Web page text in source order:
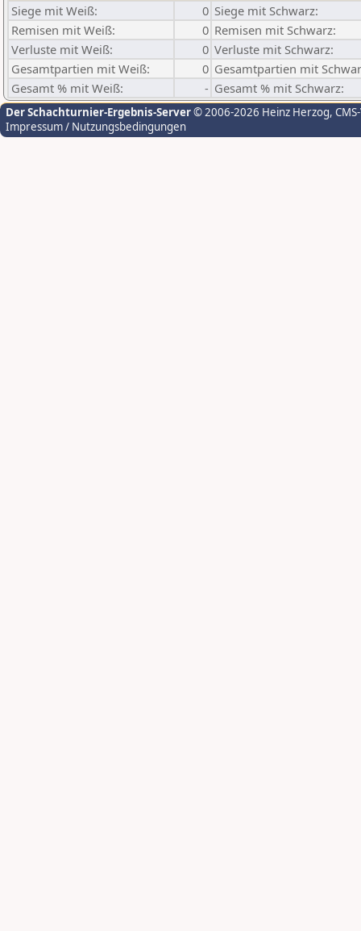
Siege mit Weiß:
0 Siege mit Schwarz:
Remisen mit Weiß:
0 Remisen mit Schwarz:
Verluste mit Weiß:
0 Verluste mit Schwarz:
Gesamtpartien mit Weiß:
0 Gesamtpartien mit
Gesamt % mit Weiß:
- Gesamt % mit Schwarz:
Der Schachturnier-Ergebnis-Server© 2006-2026 Heinz Herzog,
Impressum / Nutzungsbedingungen